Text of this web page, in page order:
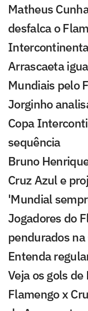
Matheus
desfalca o
Arrascaeta
Mundiais pelo
Jorginho
Copa
sequência
Bruno
Cruz Azul e
'Mundial
Jogadores do
pendurados
Entenda
Veja os gols
Flamengo x